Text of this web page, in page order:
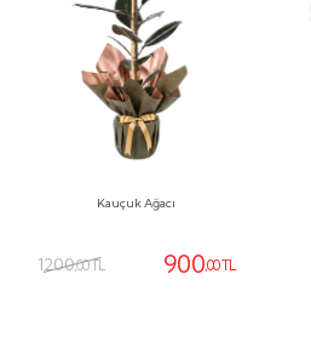
Kauçuk Ağacı
1200,00 TL 900,00 TL